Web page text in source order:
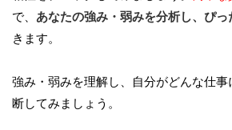
で、 あなたの強み・弱みを分析し、ぴ
きます。
強み・弱みを理解し、自分がどんな仕
断してみましょう。